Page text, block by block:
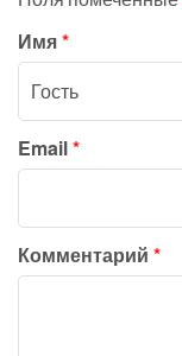
Имя*
Email*
Комментарий *